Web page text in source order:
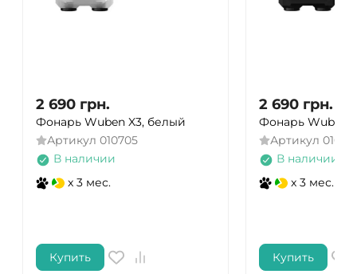
2 690 грн.
Фонарь Wuben X3, белый
Артикул 010705
В наличии
x 3 мес.
Купить
2 690 грн.
Фонарь Wuben
Артикул
В наличии
x 3 мес.
Купить